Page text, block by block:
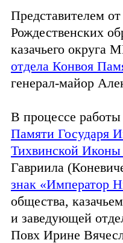
Представителем
Рождественских
казачьего
отдела Конвоя
генерал-майор
В процессе
Памяти Государя
Тихвинской
Гавриила
знак «Император
общества,
и заведующей
Повх Ирине